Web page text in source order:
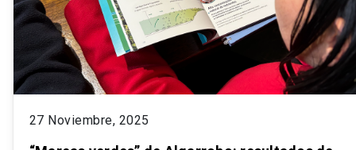
27 Noviembre, 2025